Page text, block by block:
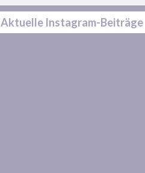
Aktuelle Instagram-Beiträge